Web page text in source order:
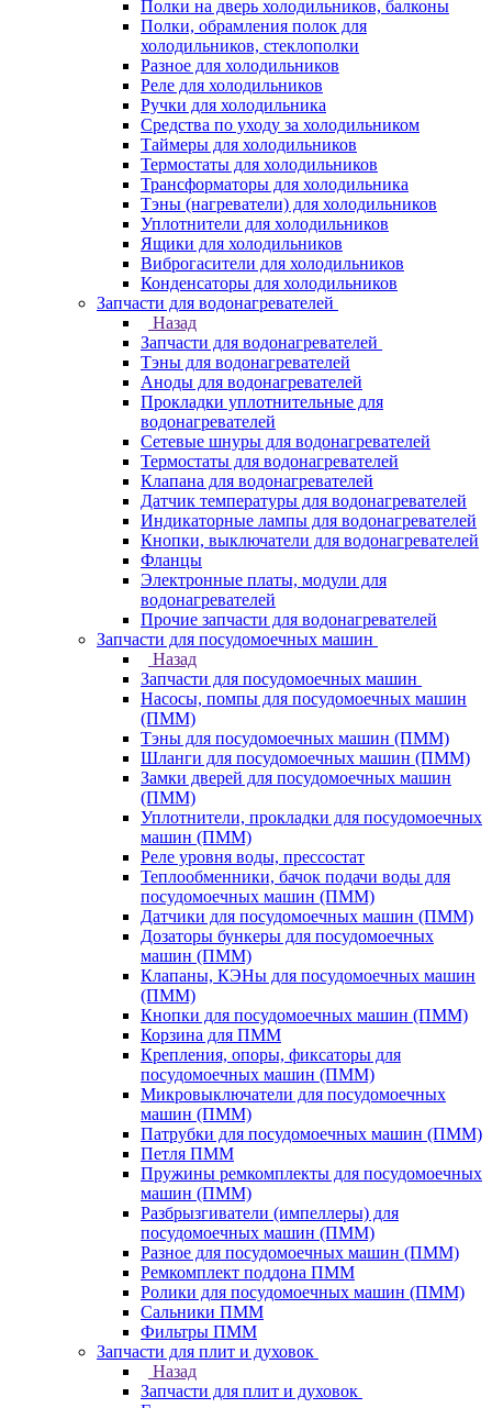
Полки на дверь холодильников, балконы
Полки, обрамления полок для
холодильников, стеклополки
Разное для холодильников
Реле для холодильников
Ручки для холодильника
Средства по уходу за холодильником
Таймеры для холодильников
Термостаты для холодильников
Трансформаторы для холодильника
Тэны (нагреватели) для холодильников
Уплотнители для холодильников
Ящики для холодильников
Виброгасители для холодильников
Конденсаторы для холодильников
Запчасти для водонагревателей
Назад
Запчасти для водонагревателей
Тэны для водонагревателей
Аноды для водонагревателей
Прокладки уплотнительные для
водонагревателей
Сетевые шнуры для водонагревателей
Термостаты для водонагревателей
Клапана для водонагревателей
Датчик температуры для водонагревателей
Индикаторные лампы для водонагревателей
Кнопки, выключатели для водонагревателей
Фланцы
Электронные платы, модули для
водонагревателей
Прочие запчасти для водонагревателей
Запчасти для посудомоечных машин
Назад
Запчасти для посудомоечных машин
Насосы, помпы для посудомоечных машин
(ПММ)
Тэны для посудомоечных машин (ПММ)
Шланги для посудомоечных машин (ПММ)
Замки дверей для посудомоечных машин
(ПММ)
Уплотнители, прокладки для посудомоечных
машин (ПММ)
Реле уровня воды, прессостат
Теплообменники, бачок подачи воды для
посудомоечных машин (ПММ)
Датчики для посудомоечных машин (ПММ)
Дозаторы бункеры для посудомоечных
машин (ПММ)
Клапаны, КЭНы для посудомоечных машин
(ПММ)
Кнопки для посудомоечных машин (ПММ)
Корзина для ПММ
Крепления, опоры, фиксаторы для
посудомоечных машин (ПММ)
Микровыключатели для посудомоечных
машин (ПММ)
Патрубки для посудомоечных машин (ПММ)
Петля ПММ
Пружины ремкомплекты для посудомоечных
машин (ПММ)
Разбрызгиватели (импеллеры) для
посудомоечных машин (ПММ)
Разное для посудомоечных машин (ПММ)
Ремкомплект поддона ПММ
Ролики для посудомоечных машин (ПММ)
Сальники ПММ
Фильтры ПММ
Запчасти для плит и духовок
Назад
Запчасти для плит и духовок